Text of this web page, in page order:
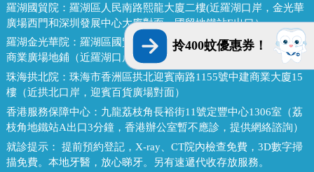
羅湖國貿院： 羅湖區人民南路熙龍大廈二樓(近羅湖口岸，金光華
廣場西門和深圳發展中心大廈對面，國貿地鐵站E出口）
羅湖金光華院： 羅湖區國貿金光華廣場東二門對面，南湖路凱利
商業廣場地鋪（近羅湖口岸、國貿地鐵站B出口）
珠海拱北院： 珠海市香洲區拱北迎賓南路1155號中建商業大廈15
樓（近拱北口岸，迎賓百貨廣場對面）
香港服務保障中心： 九龍荔枝角長裕街11號定豐中心1306室（荔
枝角地鐵站A出口3分鐘，香港辦公室暫不應診，提供網絡諮詢）
就診提示： 提前預約登記，X-ray、CT院內檢查免費，3D數字掃
描免費。本地牙醫，放心睇牙。另有速遞代收存放服務。
拎400蚊優惠券！